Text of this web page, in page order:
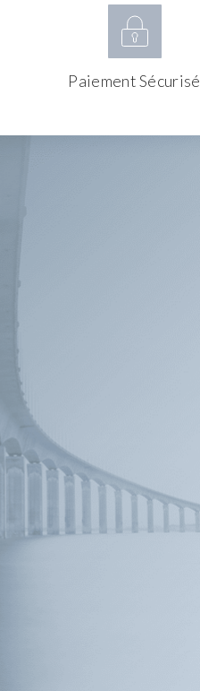
Paiement Sécurisé